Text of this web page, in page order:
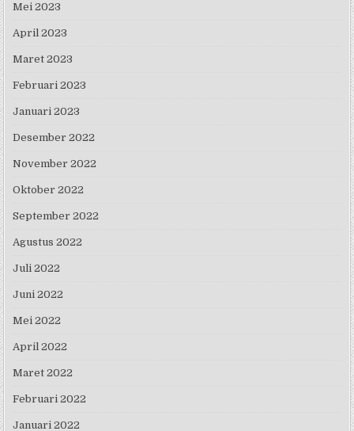
Mei 2023
April 2023
Maret 2023
Februari 2023
Januari 2023
Desember 2022
November 2022
Oktober 2022
September 2022
Agustus 2022
Juli 2022
Juni 2022
Mei 2022
April 2022
Maret 2022
Februari 2022
Januari 2022